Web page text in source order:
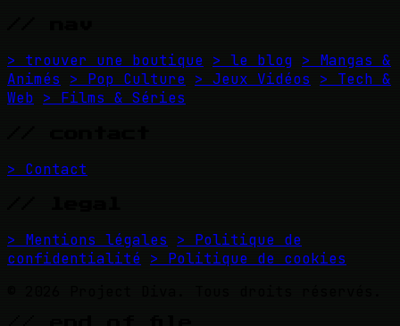
> trouver une boutique > le blog > Mangas &
Animés
> Pop Culture > Jeux Vidéos
> Tech &
Web > Films & Séries
> Contact
> Mentions légales
> Politique de
confidentialité > Politique de cookies